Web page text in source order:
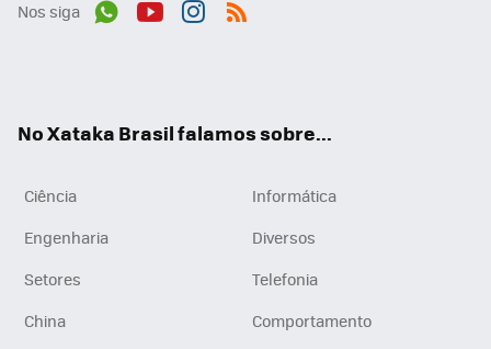
Nos siga
No Xataka Brasil falamos sobre...
Ciência
Informática
Engenharia
Diversos
Setores
Telefonia
China
Comportamento